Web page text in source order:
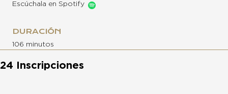
Escúchala en Spotify
DURACIÓN
106 minutos
24 Inscripciones